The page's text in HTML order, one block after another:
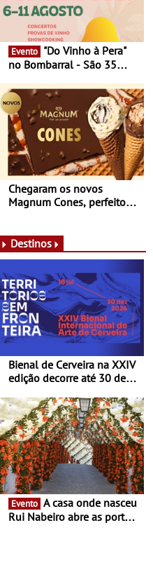
Evento
no Bombarral - São 35
prova e seis dias de
experiências
Chegaram os novos
Magnum Cones, perfeitos
Destinos
Bienal de Cerveira na XXIV
edição decorre até 30 de
enquanto “Territórios sem
Fronteira”
Evento
Rui Nabeiro abre as portas